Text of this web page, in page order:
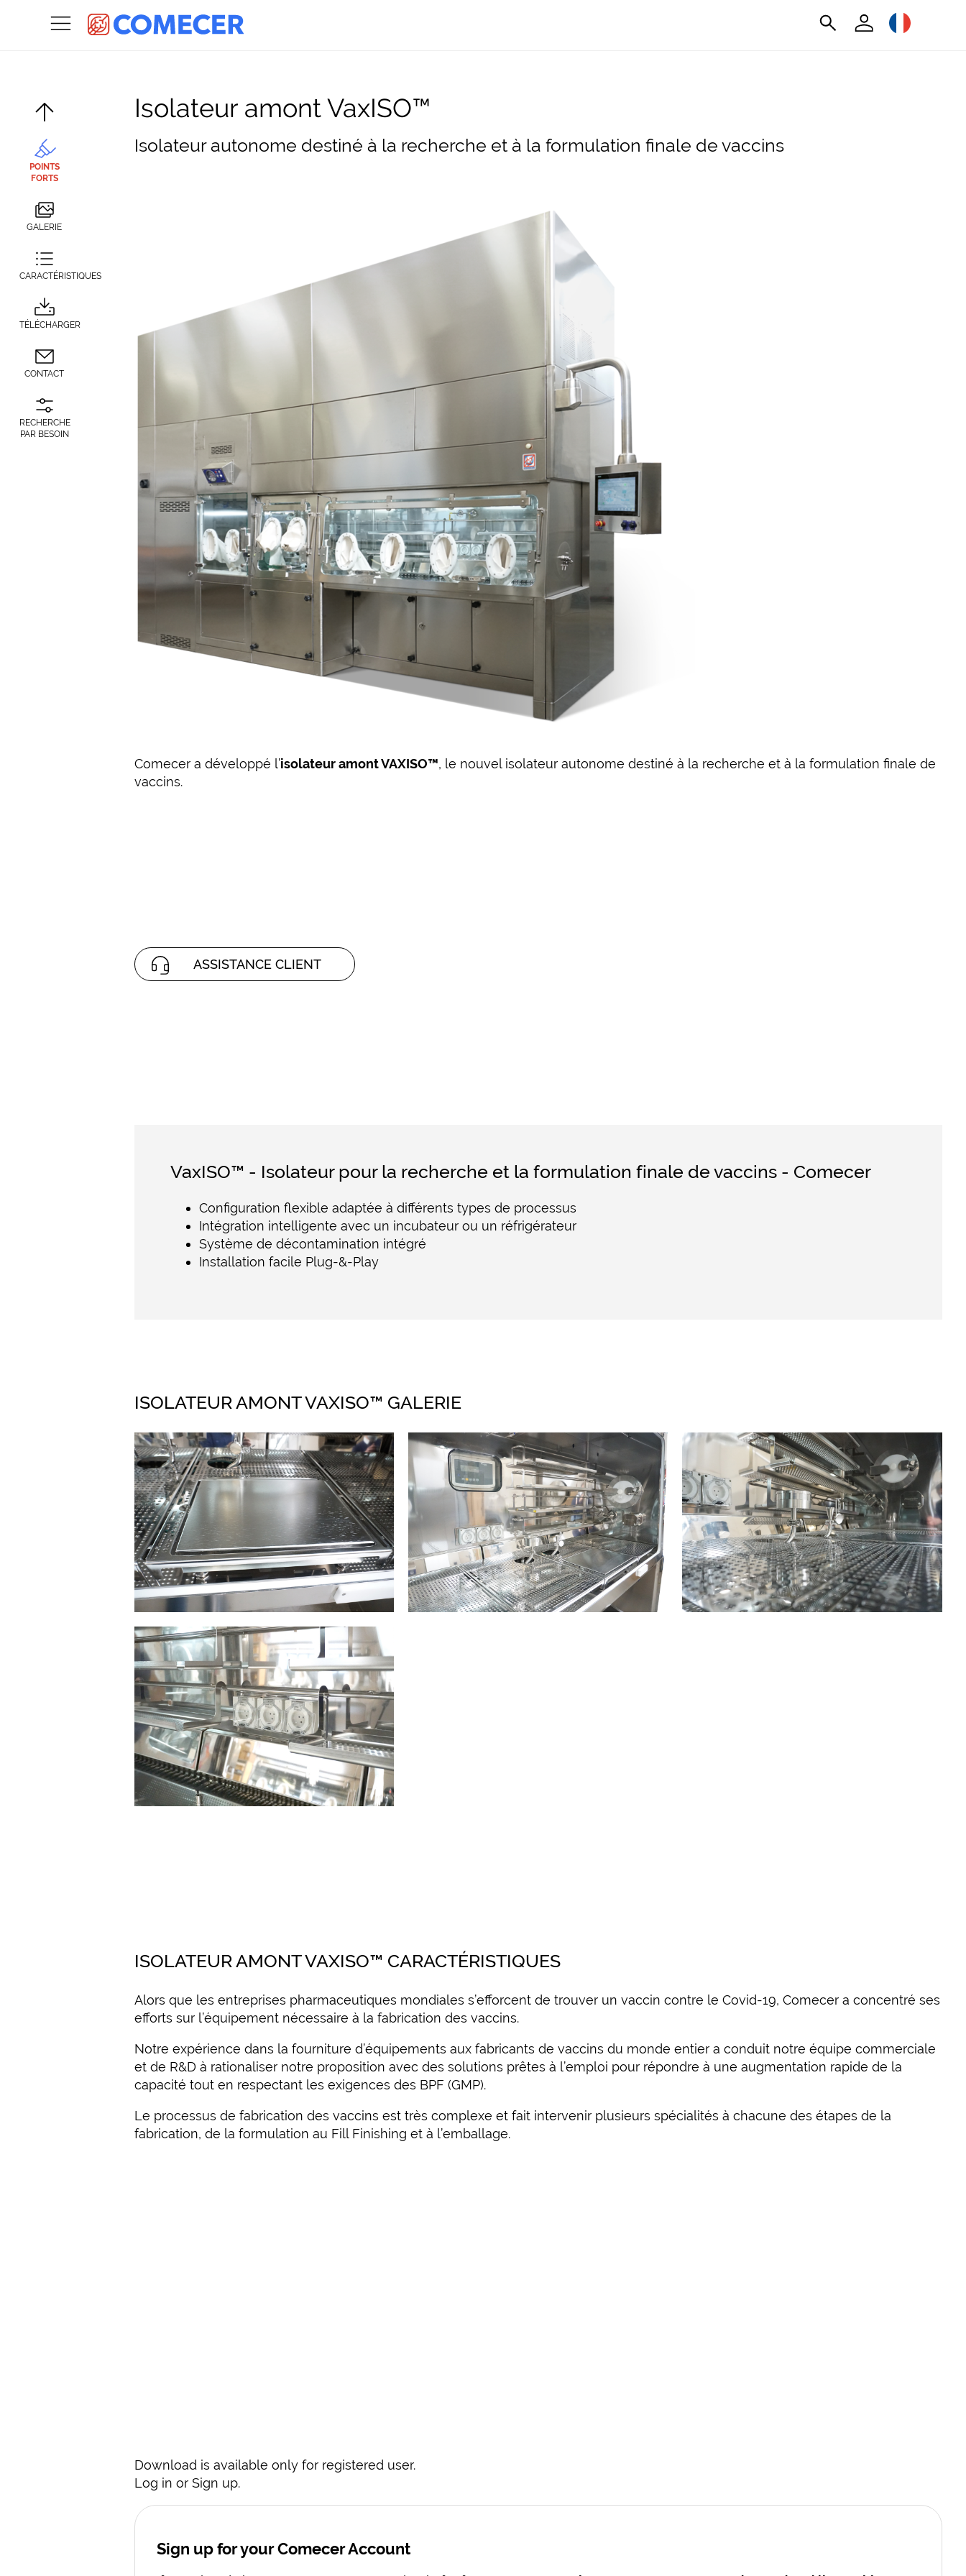
POINTS
FORTS
GALERIE
CARACTÉRISTIQUES
TÉLÉCHARGER
CONTACT
RECHERCHE
PAR BESOIN
Isolateur amont VaxISO™
Isolateur autonome destiné à la recherche et à la formulation finale de vaccins
Comecer a développé l’isolateur amont VAXISO™, le nouvel isolateur autonome destiné à la recherche et à la formulation finale de
vaccins.
ASSISTANCE CLIENT
VaxISO™ - Isolateur pour la recherche et la formulation finale de vaccins - Comecer
Configuration flexible adaptée à différents types de processus
Intégration intelligente avec un incubateur ou un réfrigérateur
Système de décontamination intégré
Installation facile Plug-&-Play
ISOLATEUR AMONT VAXISO™ GALERIE
ISOLATEUR AMONT VAXISO™ CARACTÉRISTIQUES
Alors que les entreprises pharmaceutiques mondiales s’efforcent de trouver un vaccin contre le Covid-19, Comecer a concentré ses
efforts sur l’équipement nécessaire à la fabrication des vaccins.
Notre expérience dans la fourniture d’équipements aux fabricants de vaccins du monde entier a conduit notre équipe commerciale
et de R&D à rationaliser notre proposition avec des solutions prêtes à l’emploi pour répondre à une augmentation rapide de la
capacité tout en respectant les exigences des BPF (GMP).
Le processus de fabrication des vaccins est très complexe et fait intervenir plusieurs spécialités à chacune des étapes de la
fabrication, de la formulation au Fill Finishing et à l’emballage.
Download is available only for registered user.
Log in or Sign up.
Sign up for your Comecer Account